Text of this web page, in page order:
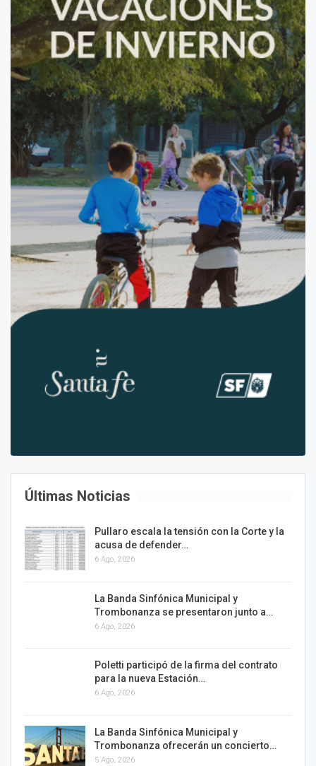
Últimas Noticias
Pullaro escala la tensión con la Corte y la
acusa de defender…
6 Ago, 2026
La Banda Sinfónica Municipal y
Trombonanza se presentaron junto a…
6 Ago, 2026
Poletti participó de la firma del contrato
para la nueva Estación…
6 Ago, 2026
La Banda Sinfónica Municipal y
Trombonanza ofrecerán un concierto…
5 Ago, 2026